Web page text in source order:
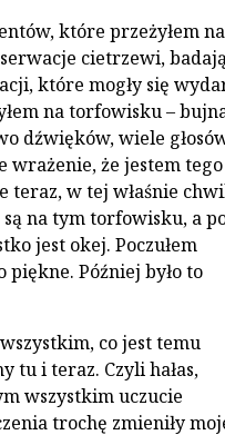
które przeżyłem na
cietrzewi,
które mogły się
na torfowisku –
dźwięków, wiele
wrażenie, że jestem tego
teraz, w tej właśnie
na tym torfowisku, a
jest okej. Poczułem
piękne. Później było to
co jest temu
tu i teraz. Czyli hałas,
wszystkim uczucie
trochę zmieniły